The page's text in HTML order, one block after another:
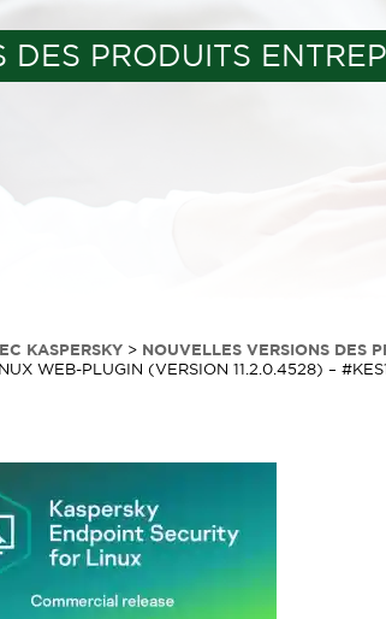
DES PRODUITS
KASPERSKY > NOUVELLES VERSIONS DES
WEB-PLUGIN (VERSION 11.2.0.4528) –